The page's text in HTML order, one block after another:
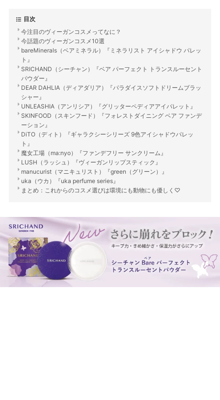
目次
今注目のヴィーガンコスメってなに？
今話題のヴィーガンコスメ10選
bareMinerals（ベアミネラル）『ミネラリスト アイシャドウ パレッ
ト』
SRICHAND（シーチャン）『ベア パーフェクト トランスルーセント
パウダー』
DEAR DAHLIA（ディアダリア）『パラダイスソフトドリームブラッ
シャー』
UNLEASHIA（アンリシア）『グリッターペディアアイパレット』
SKINFOOD（スキンフード）『フォレストダイニング ベア ファンデ
ーション』
DiTO（ディト）『ギャラクシーシリーズ 9色アイシャドウパレッ
ト』
魔女工場（ma:nyo）『ファンデフリー サンクリーム』
LUSH（ラッシュ）『ヴィーガンリップスティック』
manucurist（マニキュリスト）『green（グリーン）』
uka（ウカ）『uka perfume series』
まとめ：これからのコスメ選びは環境にも動物にも優しく♡